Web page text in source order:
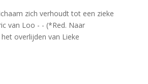
zich verhoudt tot een zieke
van Loo - - (*Red. Naar
overlijden van Lieke